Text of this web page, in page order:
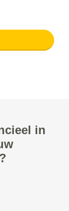
in